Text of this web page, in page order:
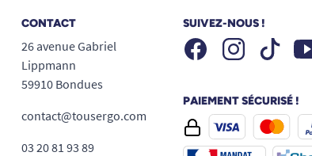
CONTACT
26 avenue Gabriel
Lippmann
59910 Bondues
contact@tousergo.com
03 20 81 93 89
SUIVEZ-NOUS !
FacebookInstagramTiktok
PAIEMENT SÉCURISÉ !